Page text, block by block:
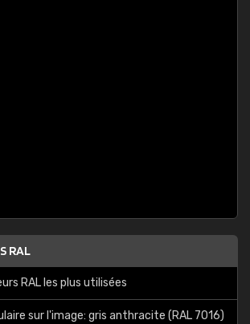
RAL
RAL les plus utilisées
sur l'image: gris anthracite (RAL 7016)